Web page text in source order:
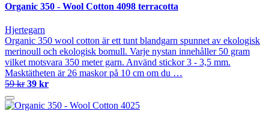
Organic 350 - Wool Cotton 4098 terracotta
Hjertegarn
Organic 350 wool cotton är ett tunt blandgarn spunnet av ekologisk
merinoull och ekologisk bomull. Varje nystan innehåller 50 gram
vilket motsvara 350 meter garn. Använd stickor 3 - 3,5 mm.
Masktätheten är 26 maskor på 10 cm om du …
59 kr 39 kr